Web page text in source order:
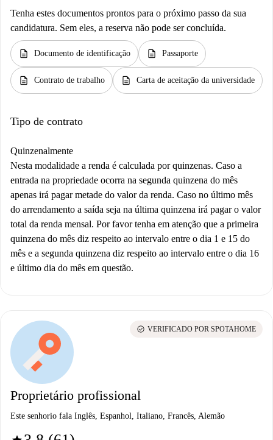
Tenha estes documentos prontos para o próximo passo da sua
candidatura. Sem eles, a reserva não pode ser concluída.
description Documento de identificação description Passaporte
description Contrato de trabalho description Carta de aceitação da universidade
Tipo de contrato
Quinzenalmente
Nesta modalidade a renda é calculada por quinzenas. Caso a
entrada na propriedade ocorra na segunda quinzena do mês
apenas irá pagar metade do valor da renda. Caso no último mês
do arrendamento a saída seja na última quinzena irá pagar o valor
total da renda mensal. Por favor tenha em atenção que a primeira
quinzena do mês diz respeito ao intervalo entre o dia 1 e 15 do
mês e a segunda quinzena diz respeito ao intervalo entre o dia 16
e último dia do mês em questão.
Proprietário profissional
Este senhorio fala Inglês, Espanhol, Italiano, Francês, Alemão
check_circle VERIFICADO POR SPOTAHOME